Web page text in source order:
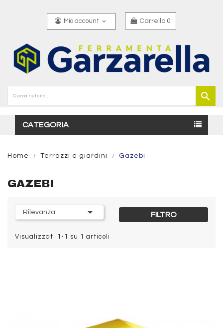
Mio account keyboard_arrow_down Carrello 0
search
CATEGORIA
Home Terrazzi e giardini Gazebi
GAZEBI
Rilevanza  FILTRO
Visualizzati 1-1 su 1 articoli